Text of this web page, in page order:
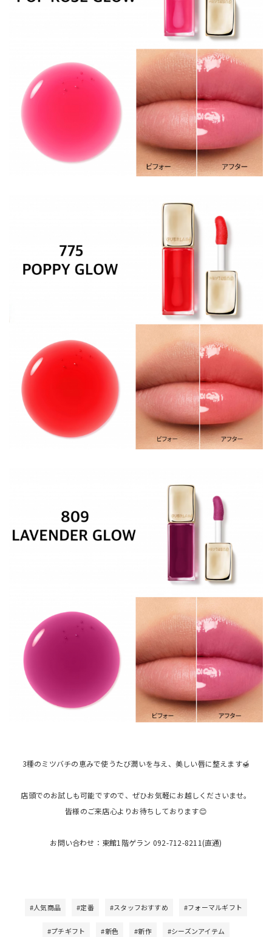
3種のミツバチの恵みで使うたび潤いを与え、美しい唇に整えます🍯
店頭でのお試しも可能ですので、ぜひお気軽にお越しくださいませ。
皆様のご来店心よりお待ちしております😊
お問い合わせ：東館1階ゲラン 092-712-8211(直通)
#人気商品 #定番 #スタッフおすすめ #フォーマルギフト
#プチギフト #新色 #新作 #シーズンアイテム